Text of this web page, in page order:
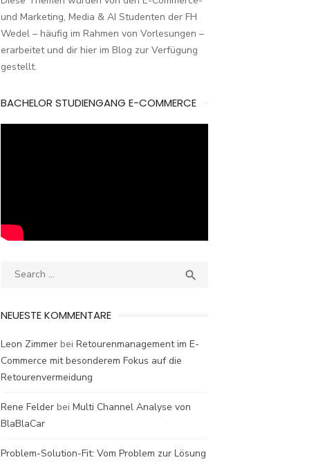
und Marketing, Media & AI Studenten der FH
Wedel – häufig im Rahmen von Vorlesungen –
erarbeitet und dir hier im Blog zur Verfügung
gestellt.
BACHELOR STUDIENGANG E-COMMERCE
Search

NEUESTE KOMMENTARE
Leon Zimmer bei Retourenmanagement im E-
Commerce mit besonderem Fokus auf die
Retourenvermeidung
Rene Felder bei Multi Channel Analyse von
BlaBlaCar
Problem-Solution-Fit: Vom Problem zur Lösung